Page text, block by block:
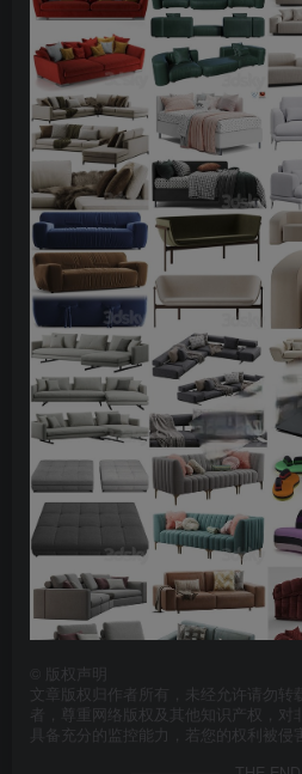
版权声明
文章版权归作者所有，未经允许请勿
者，尊重网络版权及其他知识产权，对
具备充分的监控能力，若您的权利被侵